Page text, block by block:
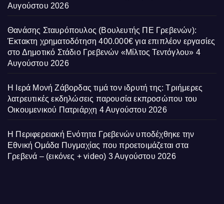
Αυγούστου 2026
Θανάσης Σταυρόπουλος (Βουλευτής ΠΕ Γρεβενών):
Έκτακτη χρηματοδότηση 400.000€ για επιπλέον εργασίες
στο Δημοτικό Στάδιο Γρεβενών «Μίλτος Τεντόγλου» 4
Αυγούστου 2026
Η Ιερά Μονή Ζάβορδας τιμά τον ιδρυτή της: Τριήμερες
λατρευτικές εκδηλώσεις παρουσία εκπροσώπου του
Οικουμενικού Πατριάρχη 4 Αυγούστου 2026
Η Περιφερειακή Ενότητα Γρεβενών υποδέχθηκε την
Εθνική Ομάδα Πυγμαχίας που προετοιμάζεται στα
Γρεβενά – (εικόνες + video) 3 Αυγούστου 2026